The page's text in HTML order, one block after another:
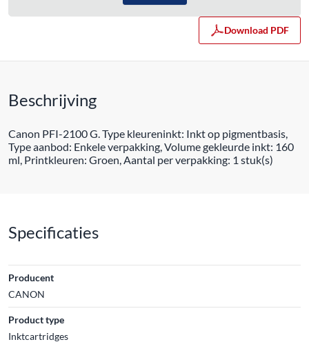
Download PDF
Beschrijving
Canon PFI-2100 G. Type kleureninkt: Inkt op pigmentbasis,
Type aanbod: Enkele verpakking, Volume gekleurde inkt: 160
ml, Printkleuren: Groen, Aantal per verpakking: 1 stuk(s)
Specificaties
Producent
CANON
Product type
Inktcartridges